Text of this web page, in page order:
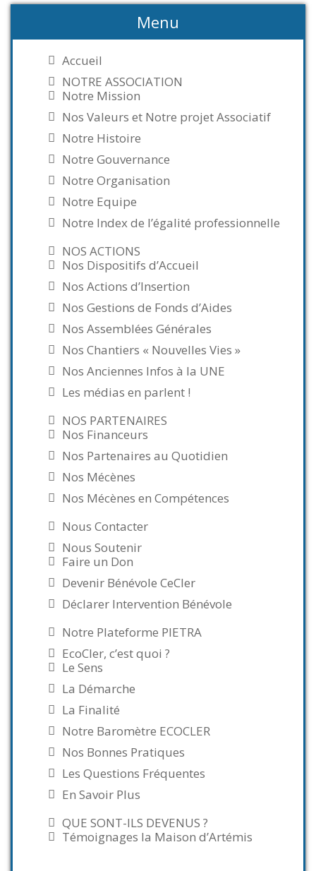
Menu
Accueil
NOTRE ASSOCIATION
Notre Mission
Nos Valeurs et Notre projet Associatif
Notre Histoire
Notre Gouvernance
Notre Organisation
Notre Equipe
Notre Index de l’égalité professionnelle
NOS ACTIONS
Nos Dispositifs d’Accueil
Nos Actions d’Insertion
Nos Gestions de Fonds d’Aides
Nos Assemblées Générales
Nos Chantiers « Nouvelles Vies »
Nos Anciennes Infos à la UNE
Les médias en parlent !
NOS PARTENAIRES
Nos Financeurs
Nos Partenaires au Quotidien
Nos Mécènes
Nos Mécènes en Compétences
Nous Contacter
Nous Soutenir
Faire un Don
Devenir Bénévole CeCler
Déclarer Intervention Bénévole
Notre Plateforme PIETRA
EcoCler, c’est quoi ?
Le Sens
La Démarche
La Finalité
Notre Baromètre ECOCLER
Nos Bonnes Pratiques
Les Questions Fréquentes
En Savoir Plus
QUE SONT-ILS DEVENUS ?
Témoignages la Maison d’Artémis